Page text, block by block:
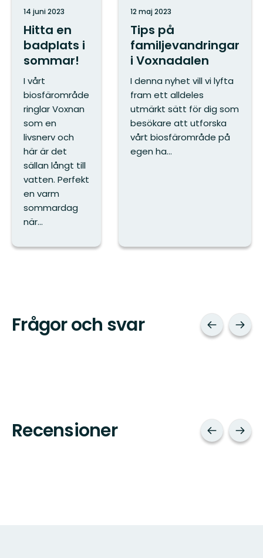
Hitta en
badplats i
sommar!
14 juni 2023
I vårt
biosfärområde
ringlar Voxnan
som en
livsnerv och
här är det
sällan långt till
vatten. Perfekt
en varm
sommardag
när...
Tips på
familjevandringar
i Voxnadalen
12 maj 2023
I denna nyhet vill vi lyfta
fram ett alldeles
utmärkt sätt för dig som
besökare att utforska
vårt biosfärområde på
egen ha...
Frågor och svar
Recensioner